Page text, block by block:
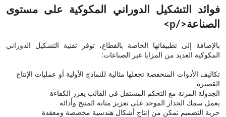
فوائد التشكيل الدوراني المكوكية على مستوى
الصناعة</p>
بالإضافة إلى تطبيقاتها الخاصة بالقطاع، توفر تقنية التشكيل الدوراني
المكوكية العديد من المزايا عبر الصناعات:
تكاليف الأدوات المنخفضة تجعلها مثالية للنماذج الأولية أو عمليات الإنتاج
القصيرة
الجدولة المرنة مع التحكم المستقل في القالب يعزز الكفاءة
يعمل سمك الجدار الموحد على تعزيز متانة المنتج وأدائه
حرية التصميم تمكن من إنتاج أشكال هندسية مخصصة ومعقدة